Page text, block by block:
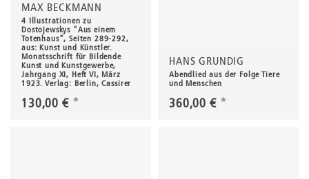
MAX BECKMANN
4 Illustrationen zu
Dostojewskys "Aus einem
Totenhaus", Seiten 289-292,
aus: Kunst und Künstler.
Monatsschrift für Bildende
Kunst und Kunstgewerbe,
Jahrgang XI, Heft VI, März
1923. Verlag: Berlin, Cassirer
130,00 € *
HANS GRUNDIG
Abendlied aus der Folge Tiere
und Menschen
360,00 € *